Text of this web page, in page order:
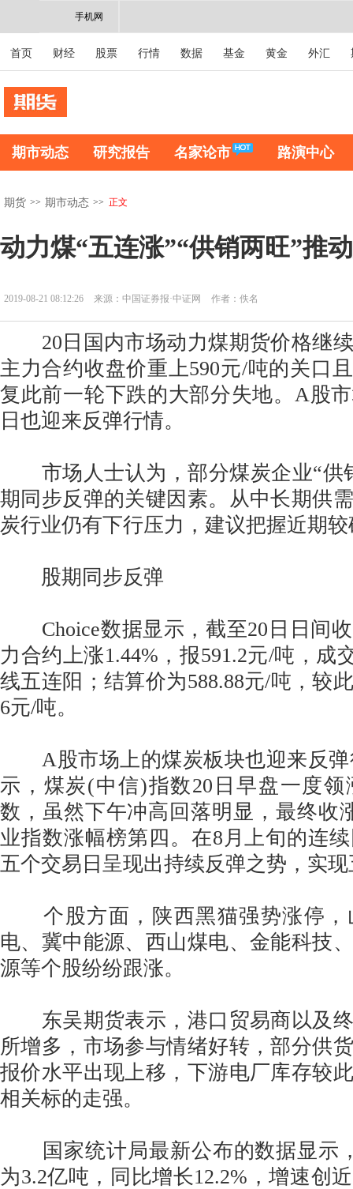
手机网
首页 财经 股票 行情 数据 基金 黄金 外汇
期市动态 研究报告 名家论市 路演中心
期货 >> 期市动态 >> 正文
动力煤“五连涨”“供销两旺”推
2019-08-21 08:12:26 来源：中国证券报·中证网 作者：佚名
20日国内市场动力煤期货价格继续
主力合约收盘价重上590元/吨的关口
复此前一轮下跌的大部分失地。A股
日也迎来反弹行情。
市场人士认为，部分煤炭企业“供
期同步反弹的关键因素。从中长期供
炭行业仍有下行压力，建议把握近期
股期同步反弹
Choice数据显示，截至20日日间
力合约上涨1.44%，报591.2元/吨，成
线五连阳；结算价为588.88元/吨，较
6元/吨。
A股市场上的煤炭板块也迎来反弹
示，煤炭(中信)指数20日早盘一度
数，虽然下午冲高回落明显，最终收
业指数涨幅榜第四。在8月上旬的连
五个交易日呈现出持续反弹之势，实
个股方面，陕西黑猫强势涨停，
电、冀中能源、西山煤电、金能科技
源等个股纷纷跟涨。
东吴期货表示，港口贸易商以及终
所增多，市场参与情绪好转，部分供
报价水平出现上移，下游电厂库存较
相关标的走强。
国家统计局最新公布的数据显示
为3.2亿吨，同比增长12.2%，增速创